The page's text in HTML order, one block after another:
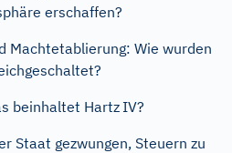
erschaffen?
Machtetablierung: Wie wurden
beinhaltet Hartz IV?
Staat gezwungen, Steuern zu